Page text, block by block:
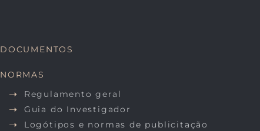
DOCUMENTOS
NORMAS
Regulamento geral
Guia do Investigador
Logótipos e normas de publicitação